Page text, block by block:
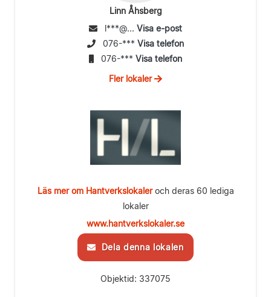
Linn Åhsberg
l***@... Visa e-post
076-*** Visa telefon
076-*** Visa telefon
Fler lokaler
Läs mer om Hantverkslokaleroch deras 60 lediga
lokaler
www.hantverkslokaler.se
Dela denna lokalen
Objektid: 337075